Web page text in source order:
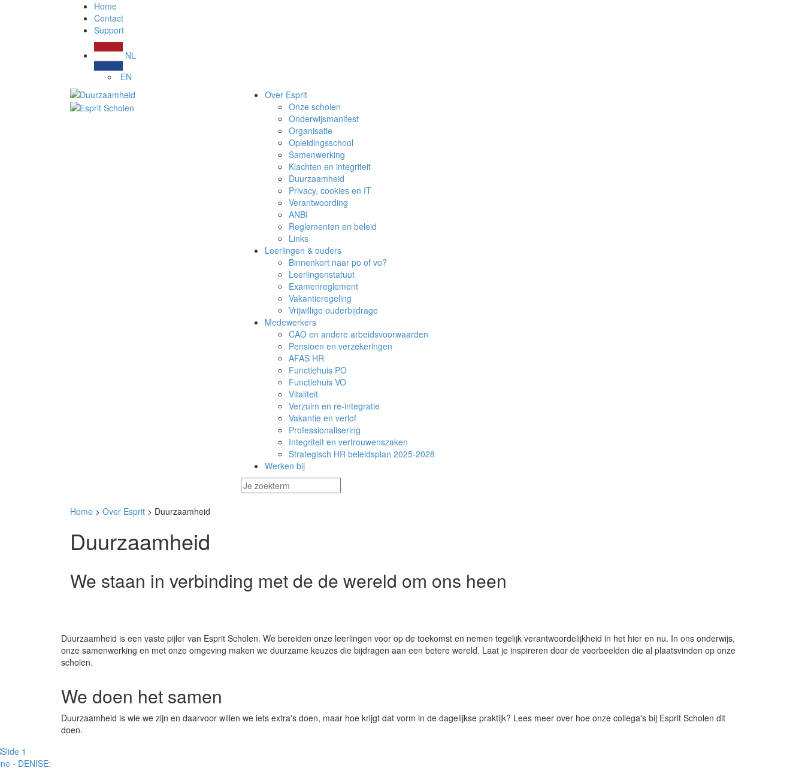
Home
Contact
Support
NL
EN
Over Esprit
Onze scholen
Onderwijsmanifest
Organisatie
Opleidingsschool
Samenwerking
Klachten en integriteit
Duurzaamheid
Privacy, cookies en IT
Verantwoording
ANBI
Reglementen en beleid
Links
Leerlingen & ouders
Binnenkort naar po of vo?
Leerlingenstatuut
Examenreglement
Vakantieregeling
Vrijwillige ouderbijdrage
Medewerkers
CAO en andere arbeidsvoorwaarden
Pensioen en verzekeringen
AFAS HR
Functiehuis PO
Functiehuis VO
Vitaliteit
Verzuim en re-integratie
Vakantie en verlof
Professionalisering
Integriteit en vertrouwenszaken
Strategisch HR beleidsplan 2025-2028
Werken bij
Home > Over Esprit > Duurzaamheid
Duurzaamheid
We staan in verbinding met de de wereld om ons heen
Duurzaamheid is een vaste pijler van Esprit Scholen. We bereiden onze leerlingen voor op de toekomst en nemen tegelijk verantwoordelijkheid in het hier en nu. In ons onderwijs,
onze samenwerking en met onze omgeving maken we duurzame keuzes die bijdragen aan een betere wereld. Laat je inspireren door de voorbeelden die al plaatsvinden op onze
scholen.
We doen het samen
Duurzaamheid is wie we zijn en daarvoor willen we iets extra's doen, maar hoe krijgt dat vorm in de dagelijkse praktijk? Lees meer over hoe onze collega's bij Esprit Scholen dit
doen.
- DENISE: